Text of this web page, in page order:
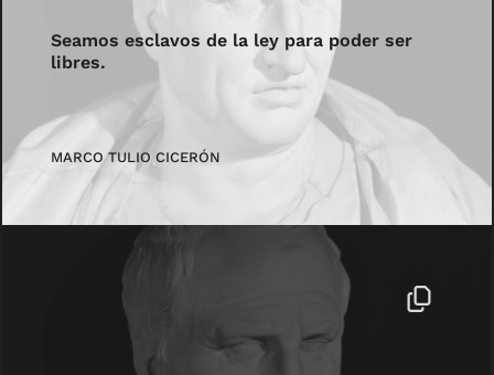
Seamos esclavos de la ley para poder ser
libres.
MARCO TULIO CICERÓN